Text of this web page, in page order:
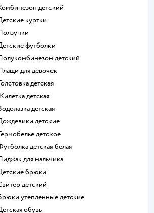
Комбинезон детский
Детские куртки
Ползунки
Детские футболки
Полукомбинезон детский
Плащи для девочек
Толстовка детская
Жилетка детская
Водолазка детская
Дождевики детские
Термобелье детское
Футболка детская белая
Пиджак для мальчика
Детские брюки
Свитер детский
Брюки утепленные детские
Детская обувь